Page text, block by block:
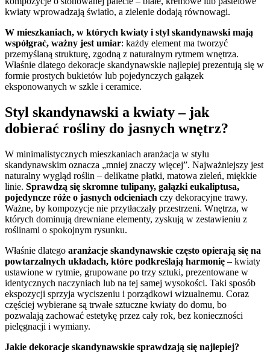
kwiaty wprowadzają światło, a zielenie dodają równowagi.
W mieszkaniach, w których kwiaty i styl skandynawski mają
współgrać, ważny jest umiar: każdy element ma tworzyć
przemyślaną strukturę, zgodną z naturalnym rytmem wnętrza.
Właśnie dlatego dekoracje skandynawskie najlepiej prezentują się w
formie prostych bukietów lub pojedynczych gałązek
eksponowanych w szkle i ceramice.
Styl skandynawski a kwiaty – jak
dobierać rośliny do jasnych wnętrz?
W minimalistycznych mieszkaniach aranżacja w stylu
skandynawskim oznacza „mniej znaczy więcej”. Najważniejszy jest
naturalny wygląd roślin – delikatne płatki, matowa zieleń, miękkie
linie. Sprawdzą się skromne tulipany, gałązki eukaliptusa,
pojedyncze róże o jasnych odcieniach czy dekoracyjne trawy.
Ważne, by kompozycje nie przytłaczały przestrzeni. Wnętrza, w
których dominują drewniane elementy, zyskują w zestawieniu z
roślinami o spokojnym rysunku.
Właśnie dlatego aranżacje skandynawskie często opierają się na
powtarzalnych układach, które podkreślają harmonię – kwiaty
ustawione w rytmie, grupowane po trzy sztuki, prezentowane w
identycznych naczyniach lub na tej samej wysokości. Taki sposób
ekspozycji sprzyja wyciszeniu i porządkowi wizualnemu. Coraz
częściej wybierane są trwałe sztuczne kwiaty do domu, bo
pozwalają zachować estetykę przez cały rok, bez konieczności
pielęgnacji i wymiany.
Jakie dekoracje skandynawskie sprawdzają się najlepiej?